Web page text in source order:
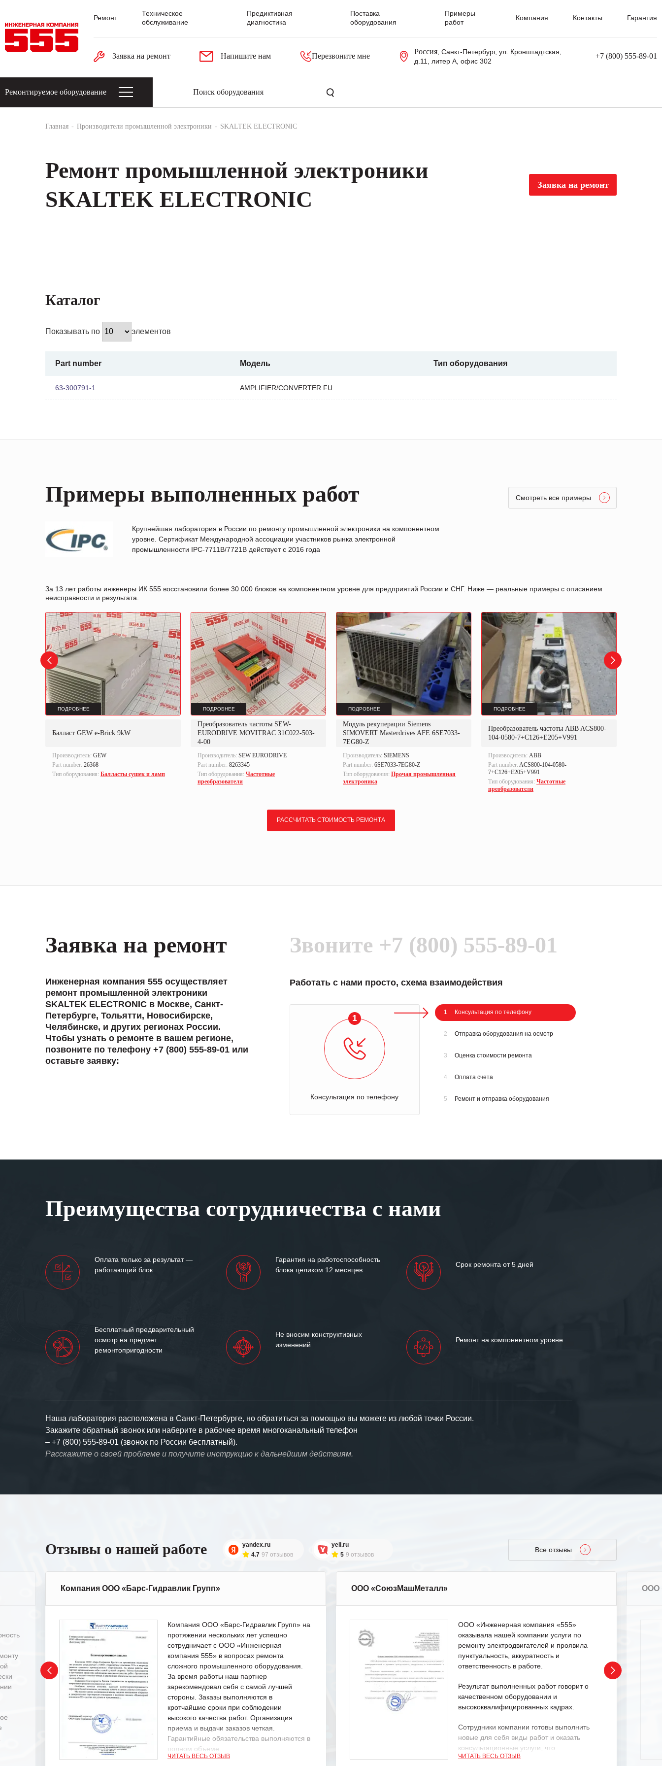
Ремонт
Техническое
обслуживание
Предиктивная
диагностика
Поставка
оборудования
Примеры
работ
Компания Контакты Гарантия
Заявка на ремонт Напишите нам Перезвоните мне
Россия, Санкт-Петербург, ул. Кронштадтская,
д.11, литер А, офис 302
+7 (800) 555-89-01
Ремонтируемое оборудование
Главная Производители промышленной электроники SKALTEK ELECTRONIC
Ремонт промышленной электроники
SKALTEK ELECTRONIC
Заявка на ремонт
Каталог
Показывать по элементов
Part number Модель Тип оборудования
63-300791-1 AMPLIFIER/CONVERTER FU
Примеры выполненных работ
Крупнейшая лаборатория в России по ремонту промышленной электроники на компонентном
уровне. Сертификат Международной ассоциации участников рынка электронной
промышленности IPC-7711B/7721B действует с 2016 года
Смотреть все примеры
За 13 лет работы инженеры ИК 555 восстановили более 30 000 блоков на компонентном уровне для предприятий России и СНГ. Ниже — реальные примеры с описанием
неисправности и результата.
ПОДРОБНЕЕ
Балласт GEW e-Brick 9kW
Производитель: GEW
Part number: 26368
Тип оборудования: Балласты сушек и ламп
ПОДРОБНЕЕ
Преобразователь частоты SEW-
EURODRIVE MOVITRAC 31C022-503-
4-00
Производитель: SEW EURODRIVE
Part number: 8263345
Тип оборудования: Частотные
преобразователи
ПОДРОБНЕЕ
Модуль рекуперации Siemens
SIMOVERT Masterdrives AFE 6SE7033-
7EG80-Z
Производитель: SIEMENS
Part number: 6SE7033-7EG80-Z
Тип оборудования: Прочая промышленная
электроника
ПОДРОБНЕЕ
Преобразователь частоты ABB ACS800-
104-0580-7+C126+E205+V991
Производитель: ABB
Part number: ACS800-104-0580-
7+C126+E205+V991
Тип оборудования: Частотные
преобразователи
РАССЧИТАТЬ СТОИМОСТЬ РЕМОНТА
Заявка на ремонт
Инженерная компания 555 осуществляет
ремонт промышленной электроники
SKALTEK ELECTRONIC в Москве, Санкт-
Петербурге, Тольятти, Новосибирске,
Челябинске, и других регионах России.
Чтобы узнать о ремонте в вашем регионе,
позвоните по телефону +7 (800) 555-89-01 или
оставьте заявку:
Звоните +7 (800) 555-89-01
Работать с нами просто, схема взаимодействия
1
Консультация по телефону
1 Консультация по телефону
2 Отправка оборудования на осмотр
3 Оценка стоимости ремонта
4 Оплата счета
5 Ремонт и отправка оборудования
Преимущества сотрудничества с нами
Оплата только за результат —
работающий блок
Гарантия на работоспособность
блока целиком 12 месяцев
Срок ремонта от 5 дней
Бесплатный предварительный
осмотр на предмет
ремонтопригодности
Не вносим конструктивных
изменений
Ремонт на компонентном уровне
Наша лаборатория расположена в Санкт-Петербурге, но обратиться за помощью вы можете из любой точки России.
Закажите обратный звонок или наберите в рабочее время многоканальный телефон
– +7 (800) 555-89-01 (звонок по России бесплатный).
Расскажите о своей проблеме и получите инструкцию к дальнейшим действиям.
Отзывы о нашей работе
yandex.ru
4.7 97 отзывов
yell.ru
5 9 отзывов
Все отзывы
Компания ООО «Барс-Гидравлик Групп»
Компания ООО «Барс-Гидравлик Групп» на
протяжении нескольких лет успешно
сотрудничает с ООО «Инженерная
компания 555» в вопросах ремонта
сложного промышленного оборудования.
За время работы наш партнер
зарекомендовал себя с самой лучшей
стороны. Заказы выполняются в
кротчайшие сроки при соблюдении
высокого качества работ. Организация
приема и выдачи заказов четкая.
Гарантийные обязательства выполняются в
полном объеме.
ЧИТАТЬ ВЕСЬ ОТЗЫВ
ООО «СоюзМашМеталл»
ООО «Инженерная компания «555»
оказывала нашей компании услуги по
ремонту электродвигателей и проявила
пунктуальность, аккуратность и
ответственность в работе.
Результат выполненных работ говорит о
качественном оборудовании и
высококвалифицированных кадрах.
Сотрудники компании готовы выполнить
новые для себя виды работ и оказать
консультационные услуги, что
характеризует их как профессионалов
ЧИТАТЬ ВЕСЬ ОТЗЫВ
ООО